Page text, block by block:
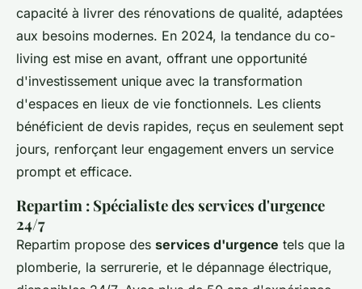
capacité à livrer des rénovations de qualité, adaptées
aux besoins modernes. En 2024, la tendance du co-
living est mise en avant, offrant une opportunité
d'investissement unique avec la transformation
d'espaces en lieux de vie fonctionnels. Les clients
bénéficient de devis rapides, reçus en seulement sept
jours, renforçant leur engagement envers un service
prompt et efficace.
Repartim : Spécialiste des services d'urgence
24/7
Repartim propose des services d'urgence tels que la
plomberie, la serrurerie, et le dépannage électrique,